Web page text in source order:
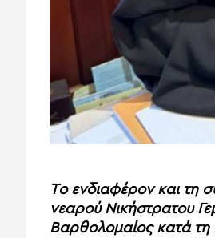
Tο ενδιαφέρον και τη
νεαρού Νικήστρατου
Βαρθολομαίος κατά τη